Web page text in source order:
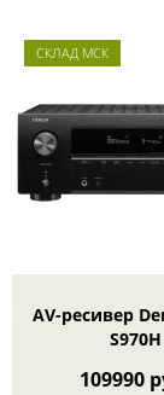
СКЛАД МСК
AV-ресивер
S970H
109990